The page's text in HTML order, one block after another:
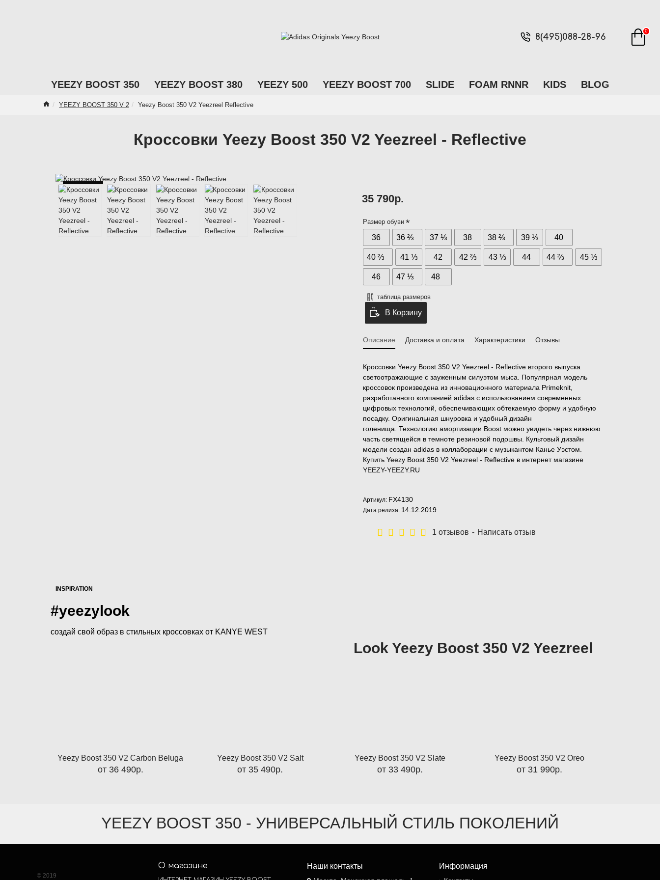
8(495)088-28-96
0
YEEZY BOOST 350 YEEZY BOOST 380 YEEZY 500 YEEZY BOOST 700 SLIDE FOAM RNNR KIDS BLOG
YEEZY BOOST 350 V 2 Yeezy Boost 350 V2 Yeezreel Reflective
Кроссовки Yeezy Boost 350 V2 Yeezreel - Reflective
Reflective
Артикул: FX4130
Дата релиза: 14.12.2019
1 отзывов - Написать отзыв
35 790р.
Размер обуви
36 36 ⅔ 37 ⅓ 38 38 ⅔ 39 ⅓ 40
40 ⅔ 41 ⅓ 42 42 ⅔ 43 ⅓ 44 44 ⅔ 45 ⅓
46 47 ⅓ 48
В Корзину
таблица размеров
Описание Доставка и оплата Характеристики Отзывы
Кроссовки Yeezy Boost 350 V2 Yeezreel - Reflective второго выпуска
светоотражающие с зауженным силуэтом мыса. Популярная модель
кроссовок произведена из инновационного материала Primeknit,
разработанного компанией adidas с использованием современных
цифровых технологий, обеспечивающих обтекаемую форму и удобную
посадку. Оригинальная шнуровка и удобный дизайн
голенища. Технологию амортизации Boost можно увидеть через нижнюю
часть светящейся в темноте резиновой подошвы. Культовый дизайн
модели создан adidas в коллаборации с музыкантом Канье Уэстом.
Купить Yeezy Boost 350 V2 Yeezreel - Reflective в интернет магазине
YEEZY-YEEZY.RU
INSPIRATION
#yeezylook
создай свой образ в стильных кроссовках от KANYE WEST
Look Yeezy Boost 350 V2 Yeezreel
Yeezy Boost 350 V2 Carbon Beluga
от 36 490р.
Yeezy Boost 350 V2 Salt
от 35 490р.
Yeezy Boost 350 V2 Slate
от 33 490р.
Yeezy Boost 350 V2 Oreo
от 31 990р.
YEEZY BOOST 350 - УНИВЕРСАЛЬНЫЙ СТИЛЬ ПОКОЛЕНИЙ
© 2019
О магазине Наши контакты Информация